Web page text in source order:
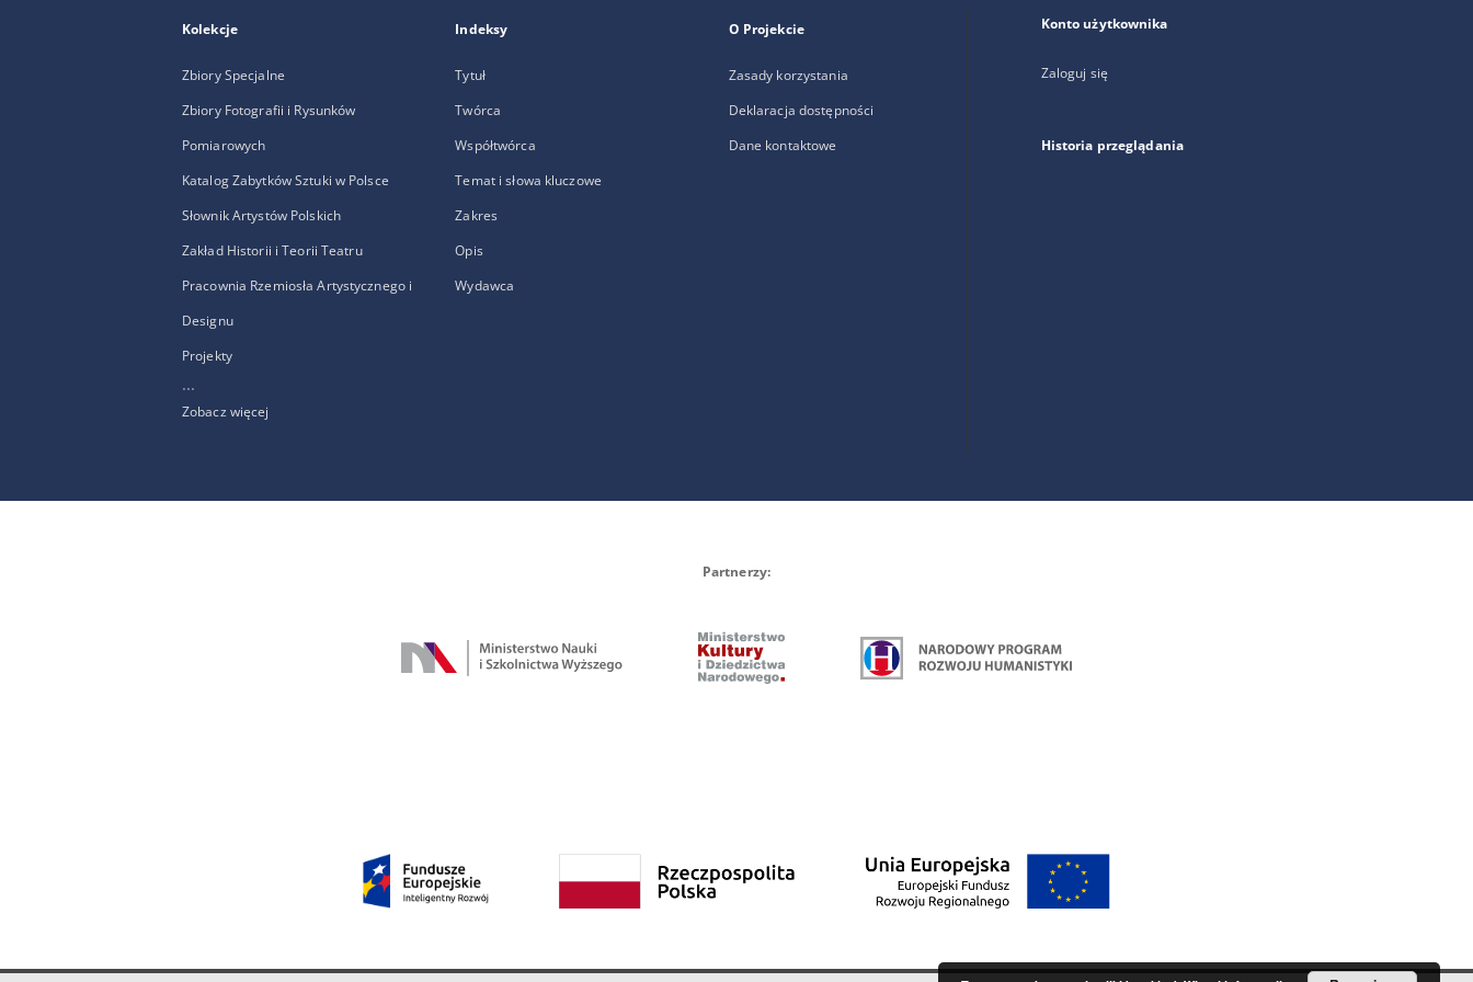
Kolekcje
Zbiory Specjalne
Zbiory Fotografii i Rysunków
Pomiarowych
Katalog Zabytków Sztuki w Polsce
Słownik Artystów Polskich
Zakład Historii i Teorii Teatru
Pracownia Rzemiosła Artystycznego i
Designu
Projekty
...
Zobacz więcej
Indeksy
Tytuł
Twórca
Współtwórca
Temat i słowa kluczowe
Zakres
Opis
Wydawca
O Projekcie
Zasady korzystania
Deklaracja dostępności
Dane kontaktowe
Konto użytkownika
Zaloguj się
Historia przeglądania
Partnerzy: